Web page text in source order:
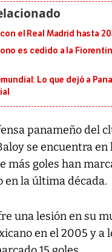
el Real Madrid hasta
es cedido a la
Lo que dejó a
panameño del
se encuentra en
más goles han
en la última década.
una lesión en su
en el 2005 y a